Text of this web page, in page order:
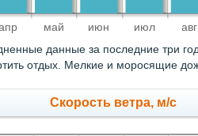
май июн июл авг
данные за последние три
отдых. Мелкие и моросящие
Скорость ветра, м/с